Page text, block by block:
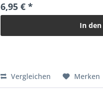
6,95 € *
In den
Vergleichen Merken